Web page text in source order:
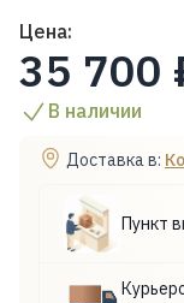
Цена:
35 700
В наличии
Доставка в:
Пункт